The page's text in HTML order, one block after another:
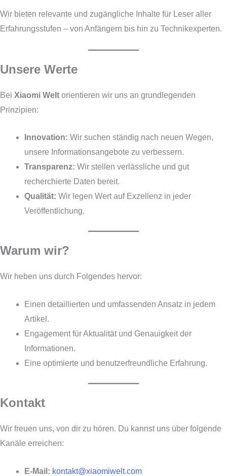
Wir bieten relevante und zugängliche Inhalte für Leser aller
Erfahrungsstufen – von Anfängern bis hin zu Technikexperten.
Unsere Werte
Bei Xiaomi Welt orientieren wir uns an grundlegenden
Prinzipien:
Innovation: Wir suchen ständig nach neuen Wegen,
unsere Informationsangebote zu verbessern.
Transparenz: Wir stellen verlässliche und gut
recherchierte Daten bereit.
Qualität: Wir legen Wert auf Exzellenz in jeder
Veröffentlichung.
Warum wir?
Wir heben uns durch Folgendes hervor:
Einen detaillierten und umfassenden Ansatz in jedem
Artikel.
Engagement für Aktualität und Genauigkeit der
Informationen.
Eine optimierte und benutzerfreundliche Erfahrung.
Kontakt
Wir freuen uns, von dir zu hören. Du kannst uns über folgende
Kanäle erreichen:
E-Mail: kontakt@xiaomiwelt.com